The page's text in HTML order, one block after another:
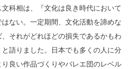
文科相は、『文化は良き時代において
ない。一定期間、文化活動を諦めな
それがどれほどの損失であるかもわ
語りました。日本でも多くの人に分
良い作品づくりやバレエ団のレベル